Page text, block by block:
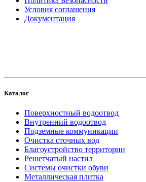
Условия соглашения
Документация
Каталог
Поверхностный водоотвод
Внутренний водоотвод
Подземные коммуникации
Очистка сточных вод
Благоустройство территории
Решетчатый настил
Системы очистки обуви
Металлическая плитка